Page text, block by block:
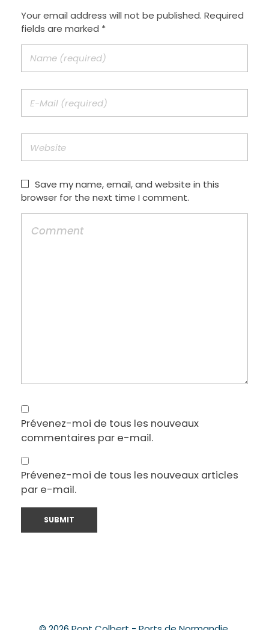
Your email address will not be published. Required
fields are marked *
Save my name, email, and website in this
browser for the next time I comment.
Prévenez-moi de tous les nouveaux
commentaires par e-mail.
Prévenez-moi de tous les nouveaux articles
par e-mail.